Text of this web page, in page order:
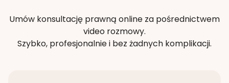
Umów konsultację prawną online za pośrednictwem
video rozmowy.
Szybko, profesjonalnie i bez żadnych komplikacji.